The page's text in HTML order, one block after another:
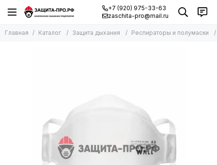
+7 (920) 975-33-63
zaschita-pro@mail.ru
Главная Каталог Защита дыхания Респираторы и полумаски